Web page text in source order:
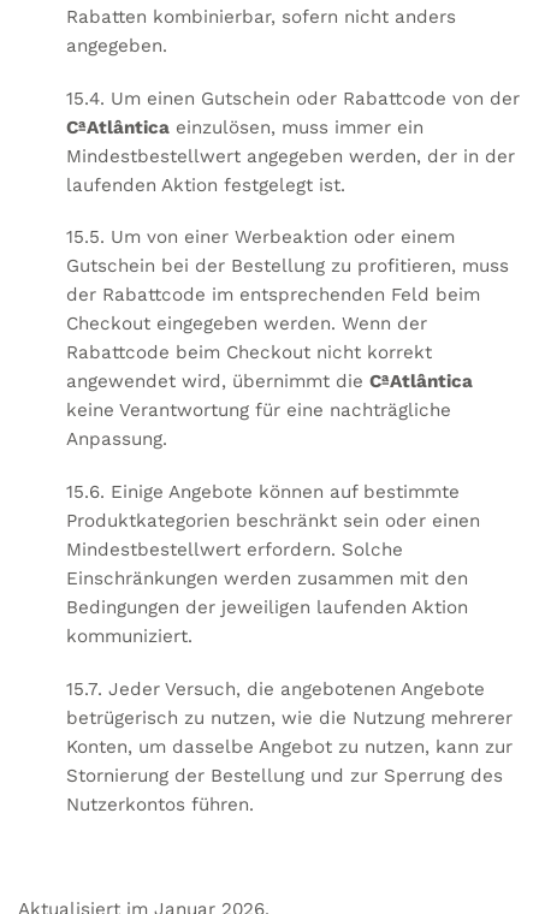
Rabatten kombinierbar, sofern nicht anders
angegeben.
15.4. Um einen Gutschein oder Rabattcode von der
CªAtlântica einzulösen, muss immer ein
Mindestbestellwert angegeben werden, der in der
laufenden Aktion festgelegt ist.
15.5. Um von einer Werbeaktion oder einem
Gutschein bei der Bestellung zu profitieren, muss
der Rabattcode im entsprechenden Feld beim
Checkout eingegeben werden. Wenn der
Rabattcode beim Checkout nicht korrekt
angewendet wird, übernimmt die CªAtlântica
keine Verantwortung für eine nachträgliche
Anpassung.
15.6. Einige Angebote können auf bestimmte
Produktkategorien beschränkt sein oder einen
Mindestbestellwert erfordern. Solche
Einschränkungen werden zusammen mit den
Bedingungen der jeweiligen laufenden Aktion
kommuniziert.
15.7. Jeder Versuch, die angebotenen Angebote
betrügerisch zu nutzen, wie die Nutzung mehrerer
Konten, um dasselbe Angebot zu nutzen, kann zur
Stornierung der Bestellung und zur Sperrung des
Nutzerkontos führen.